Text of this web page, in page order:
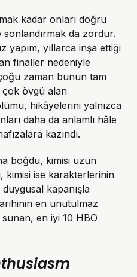
kadar onları doğru
da zordur.
yapım, yıllarca inşa ettiği
finaller nedeniyle
zaman bunun tam
çok övgü alan
hikâyelerini yalnızca
daha da anlamlı hâle
kazındı.
boğdu, kimisi uzun
kimisi ise karakterlerinin
kapanışla
en unutulmaz
sunan, en iyi 10 HBO